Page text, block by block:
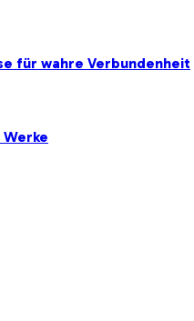
für wahre Verbundenheit